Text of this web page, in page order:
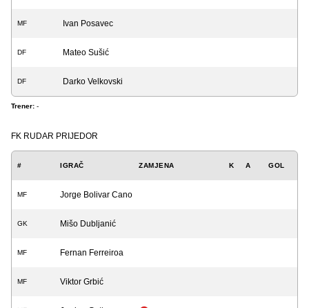
MF Ivan Posavec
DF Mateo Sušić
DF Darko Velkovski
Trener: -
FK RUDAR PRIJEDOR
# IGRAČ ZAMJENA K A GOL
MF Jorge Bolivar Cano
GK Mišo Dubljanić
MF Fernan Ferreiroa
MF Viktor Grbić